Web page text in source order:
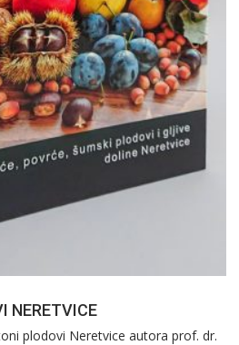
NERETVICE
plodovi Neretvice autora prof. dr.